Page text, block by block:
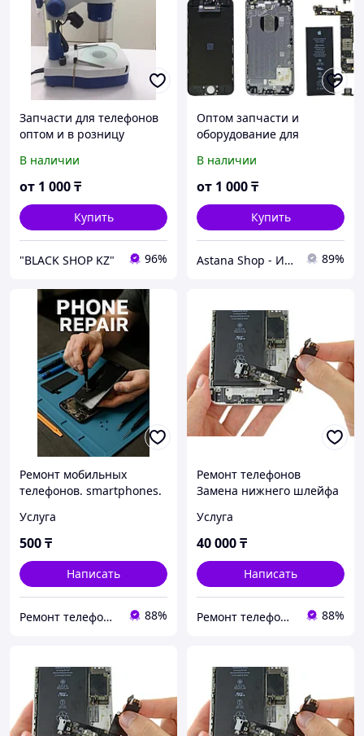
Запчасти для телефонов
оптом и в розницу
В наличии
от 1 000₸
Купить
"BLACK SHOP KZ" 96%
Оптом запчасти и
оборудование для
В наличии
от 1 000₸
Купить
Astana Shop - Интернет Магазин 89%
Ремонт мобильных
телефонов. smartphones.
Услуга
500₸
Написать
Ремонт телефонов, ноутбуков, в Алматы Запчасти - TelePORT 88%
Ремонт телефонов
Замена нижнего шлейфа
зарядки Оригинал
Услуга
40 000₸
Написать
Ремонт телефонов, ноутбуков, в Алматы Запчасти - TelePORT 88%